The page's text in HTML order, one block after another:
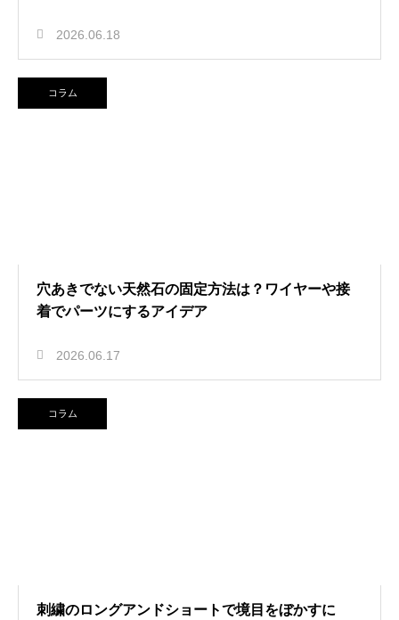
2026.06.18
コラム
穴あきでない天然石の固定方法は？ワイヤーや接
着でパーツにするアイデア
2026.06.17
コラム
刺繍のロングアンドショートで境目をぼかすに